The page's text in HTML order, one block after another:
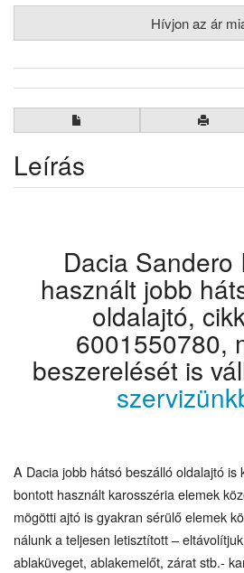
Hívjon az ár
Leírás
Dacia Sandero
használt jobb
oldalajtó,
6001550780,
beszerelését is
A Dacia jobb hátsó beszálló oldalajtó is
bontott használt karosszéria elemek
mögötti ajtó is gyakran sérülő elemek
nálunk a teljesen letisztított –
ablaküveget, ablakemelőt, zárat stb.-